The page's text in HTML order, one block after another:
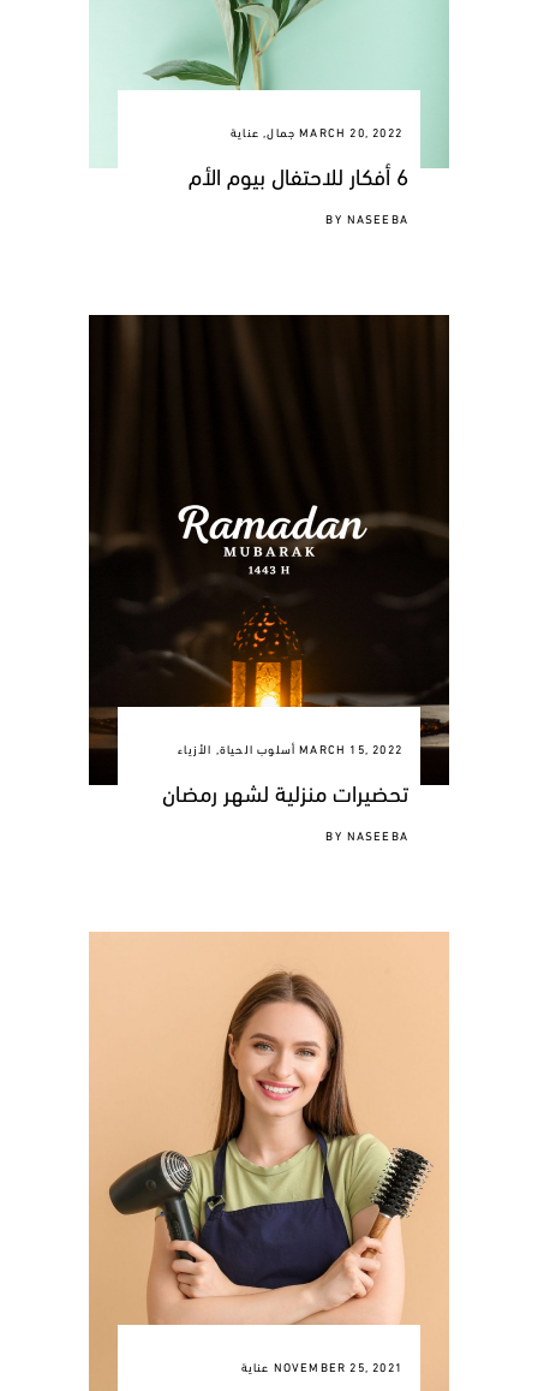
MARCH 20, 2022 جمال, عناية
6 أفكار للاحتفال بيوم الأم
BY NASEEBA
MARCH 15, 2022 أسلوب الحياة, الأزياء‎‎
تحضيرات منزلية لشهر رمضان
BY NASEEBA
NOVEMBER 25, 2021 عناية